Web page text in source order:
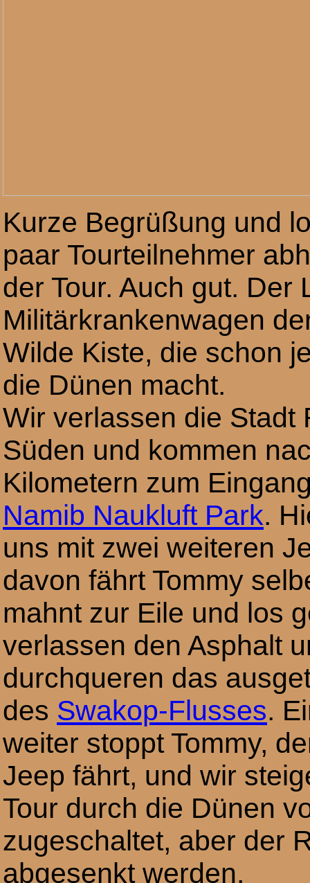
Kurze Begrüßung und
paar Tourteilnehmer
der Tour. Auch gut.
Militärkrankenwagen
Wilde Kiste, die schon
die Dünen macht.
Wir verlassen die Stadt
Süden und kommen
Kilometern zum
Namib Naukluft Park.
uns mit zwei weiteren
davon fährt Tommy
mahnt zur Eile und los
verlassen den Asphalt
durchqueren das
des Swakop-Flusses.
weiter stoppt Tommy,
Jeep fährt, und wir
Tour durch die Dünen
zugeschaltet, aber der
abgesenkt werden.